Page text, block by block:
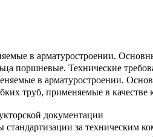
в арматуростроении.
поршневые. Технические
в арматуростроении.
труб, применяемые в
документации
за техническим